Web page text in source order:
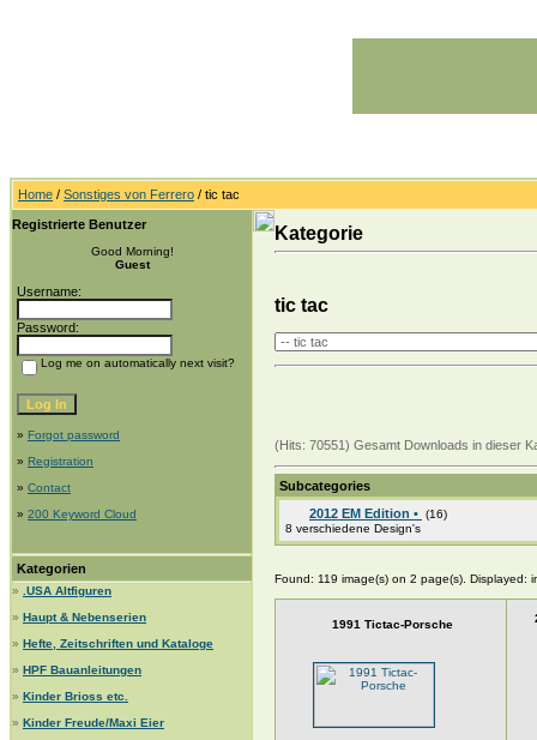
Home / Sonstiges von Ferrero / tic tac
Registrierte Benutzer
Good Morning!
Guest
Username:
Password:
Log me on automatically next visit?
» Forgot password
» Registration
» Contact
» 200 Keyword Cloud
Kategorien
»
.USA Altfiguren
» Haupt & Nebenserien
» Hefte, Zeitschriften und Kataloge
» HPF Bauanleitungen
» Kinder Brioss etc.
» Kinder Freude/Maxi Eier
Kategorie
tic tac
(Hits: 70551) Gesamt Downloads in dieser
Subcategories
2012 EM Edition • (16)
8 verschiedene Design's
Found: 119 image(s) on 2 page(s). Displayed:
1991 Tictac-Porsche